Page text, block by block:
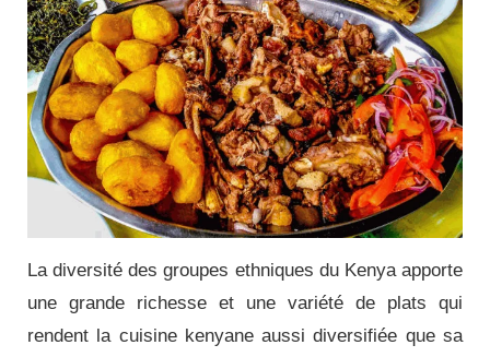
La diversité des groupes ethniques du Kenya apporte
une grande richesse et une variété de plats qui
rendent la cuisine kenyane aussi diversifiée que sa